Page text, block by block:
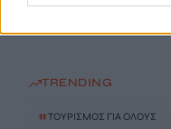
TRENDING
#ΤΟΥΡΙΣΜΟΣ ΓΙΑ ΟΛΟΥΣ